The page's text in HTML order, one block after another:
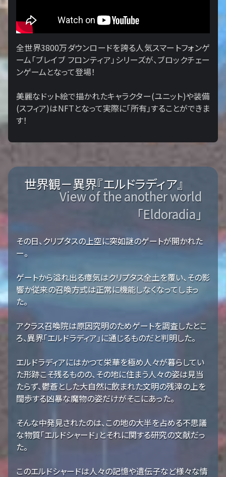
全世界3800万ダウンロードを誇る人気スマートフォンゲ
ーム「ブレイブ フロンティア」シリーズが、ブロックチェー
ンゲームとなって登場！
美麗なドット絵で描かれたキャラクター(ユニット)や装備
(スフィア)はNFTとなって実際に「所有」することができま
す！
世界観－異界『エルドラディア』
View of the another world
「Eldoradia」
その日、クリプタスの上空に突如謎のゲートが開かれた
ー。
ゲートから溢れ出る瘴気はクリプタス全土を覆い、その影
響か従来の召喚方式は正常に機能しなくなってしまっ
た。
アクラス召喚院は原因究明のためゲートを調査したとこ
ろ、異界「エルドラディア」に通じるものだと判明した。
エルドラディアにはかつて栄華を極め人々が暮らしてい
た形跡こそ残るものの、その地に住まう人々の姿は見当
たらず、鬱蒼とした大自然に飲まれた文明の残滓の上を
闊歩する凶暴な魔物の姿だけがそこにあった。
そんな中発見されたのは、この地の大半を占める不思議
な物質「エルドシャード」とそれに関する研究の文献だっ
た。
このエルドシャードは人々の記憶や遺伝子など様々な情